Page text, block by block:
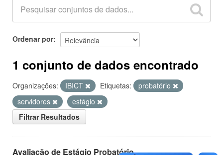
Grupos
Sobre
Ordenar por
1 conjunto de dados encontrado
Organizações: IBICT Etiquetas:
probatório
servidores
estágio
Filtrar Resultados
Avaliação de Estágio Probatório